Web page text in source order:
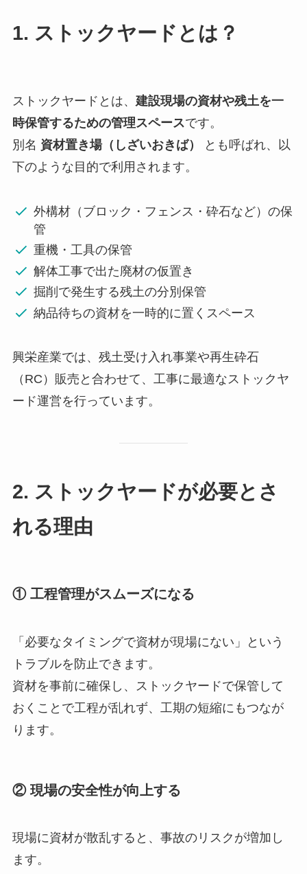
1. ストックヤードとは？
ストックヤードとは、 建設現場の資材や残土を一
時保管するための管理スペースです。
別名 資材置き場（しざいおきば）
とも呼ばれ、以
下のような目的で利用されます。
外構材（ブロック・フェンス・砕石など）の保
管
重機・工具の保管
解体工事で出た廃材の仮置き
掘削で発生する残土の分別保管
納品待ちの資材を一時的に置くスペース
興栄産業では、残土受け入れ事業や再生砕石
（RC）販売と合わせて、工事に最適なストックヤ
ード運営を行っています。
2. ストックヤードが必要とさ
れる理由
① 工程管理がスムーズになる
「必要なタイミングで資材が現場にない」という
トラブルを防止できます。
資材を事前に確保し、ストックヤードで保管して
おくことで工程が乱れず、工期の短縮にもつなが
ります。
② 現場の安全性が向上する
現場に資材が散乱すると、事故のリスクが増加し
ます。